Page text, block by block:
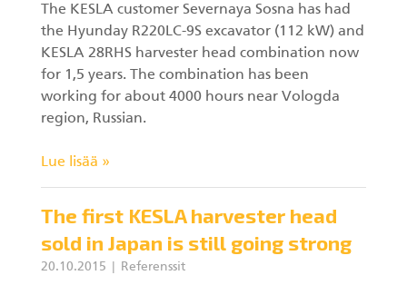
The KESLA customer Severnaya Sosna has had
the Hyunday R220LC-9S excavator (112 kW) and
KESLA 28RHS harvester head combination now
for 1,5 years. The combination has been
working for about 4000 hours near Vologda
region, Russian.
Lue lisää »
The first KESLA harvester head
sold in Japan is still going strong
20.10.2015 Referenssit